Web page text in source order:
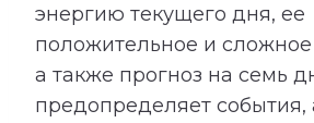
энергию текущего дня, ее
положительное и
а также прогноз на семь
предопределяет события,